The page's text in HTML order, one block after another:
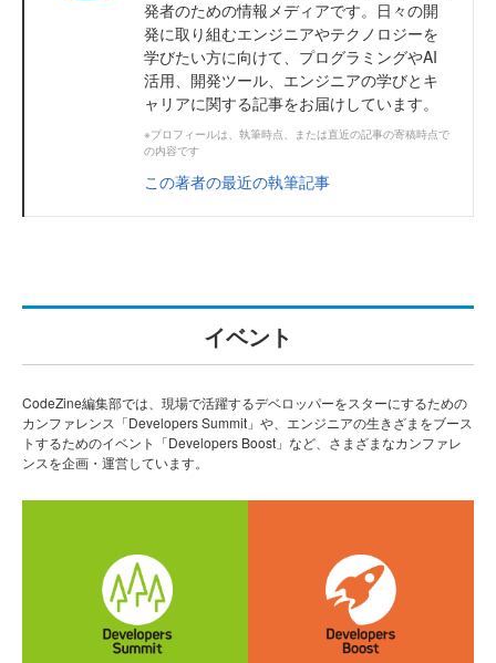
発者のための情報メディアです。日々の開
発に取り組むエンジニアやテクノロジーを
学びたい方に向けて、プログラミングやAI
活用、開発ツール、エンジニアの学びとキ
ャリアに関する記事をお届けしています。
※プロフィールは、執筆時点、または直近の記事の寄稿時点で
の内容です
この著者の最近の執筆記事
イベント
CodeZine編集部では、現場で活躍するデベロッパーをスターにするための
カンファレンス「Developers Summit」や、エンジニアの生きざまをブース
トするためのイベント「Developers Boost」など、さまざまなカンファレ
ンスを企画・運営しています。